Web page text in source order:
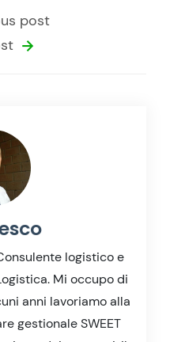
post
logistico e
Mi occupo di
anni lavoriamo alla
gestionale SWEET